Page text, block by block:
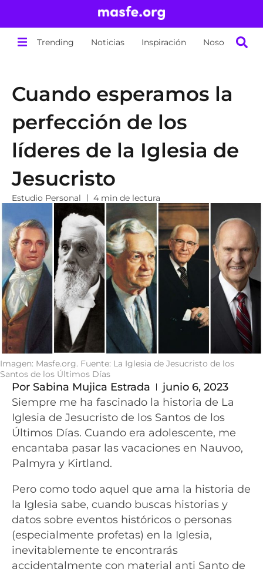
Trending Noticias Inspiración Nosotros
Cuando esperamos la
perfección de los
líderes de la Iglesia de
Jesucristo
Estudio Personal 4 min de lectura
Imagen: Masfe.org. Fuente: La Iglesia de Jesucristo de los
Santos de los Últimos Días
Por Sabina Mujica Estrada
junio 6, 2023
Siempre me ha fascinado la historia de La
Iglesia de Jesucristo de los Santos de los
Últimos Días. Cuando era adolescente, me
encantaba pasar las vacaciones en Nauvoo,
Palmyra y Kirtland.
Pero como todo aquel que ama la historia de
la Iglesia sabe, cuando buscas historias y
datos sobre eventos históricos o personas
(especialmente profetas) en la Iglesia,
inevitablemente te encontrarás
accidentalmente con material anti Santo de